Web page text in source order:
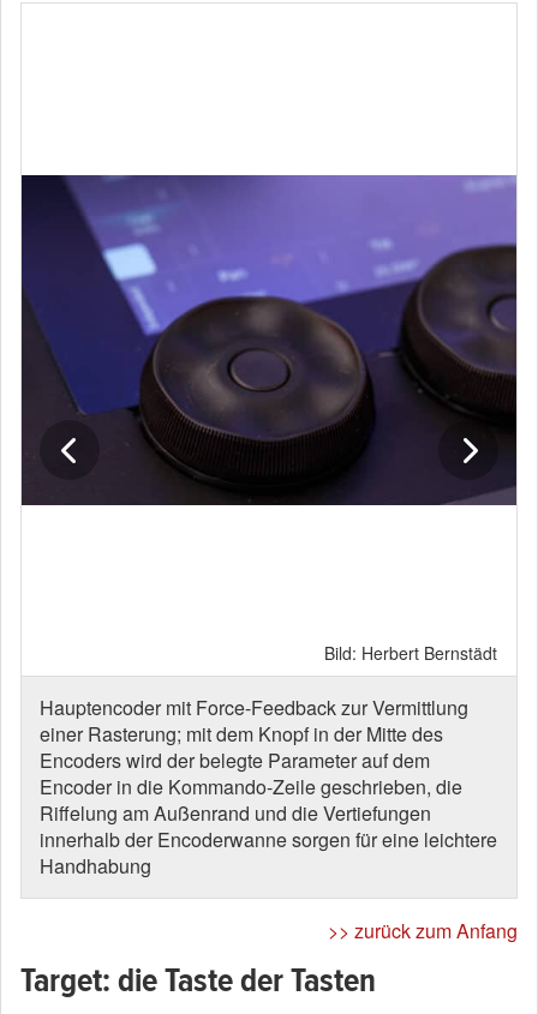
Bild: Herbert Bernstädt
Hauptencoder mit Force-Feedback zur Vermittlung
einer Rasterung; mit dem Knopf in der Mitte des
Encoders wird der belegte Parameter auf dem
Encoder in die Kommando-Zeile geschrieben, die
Riffelung am Außenrand und die Vertiefungen
innerhalb der Encoderwanne sorgen für eine leichtere
Handhabung
>> zurück zum Anfang
Target: die Taste der Tasten